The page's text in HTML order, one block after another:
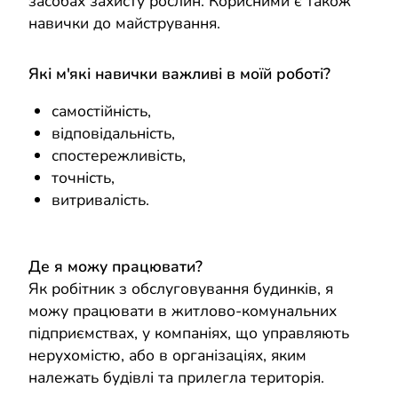
навички до майстрування.
Які м'які навички важливі в моїй роботі?
самостійність,
відповідальність,
спостережливість,
точність,
витривалість.
Де я можу працювати?
Як робітник з обслуговування будинків, я
можу працювати в житлово-комунальних
підприємствах, у компаніях, що управляють
нерухомістю, або в організаціях, яким
належать будівлі та прилегла територія.